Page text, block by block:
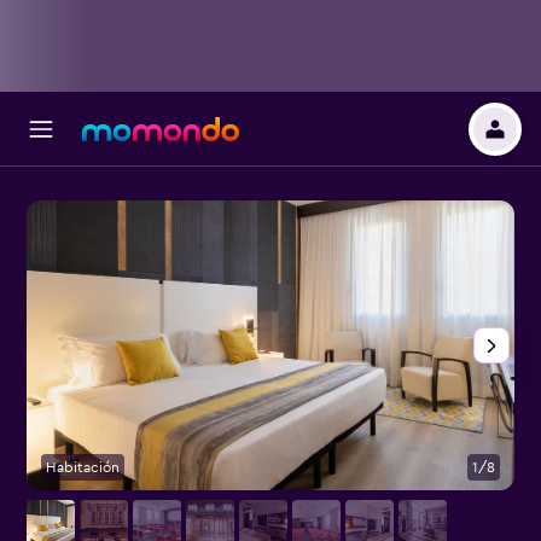
Habitación 1/8